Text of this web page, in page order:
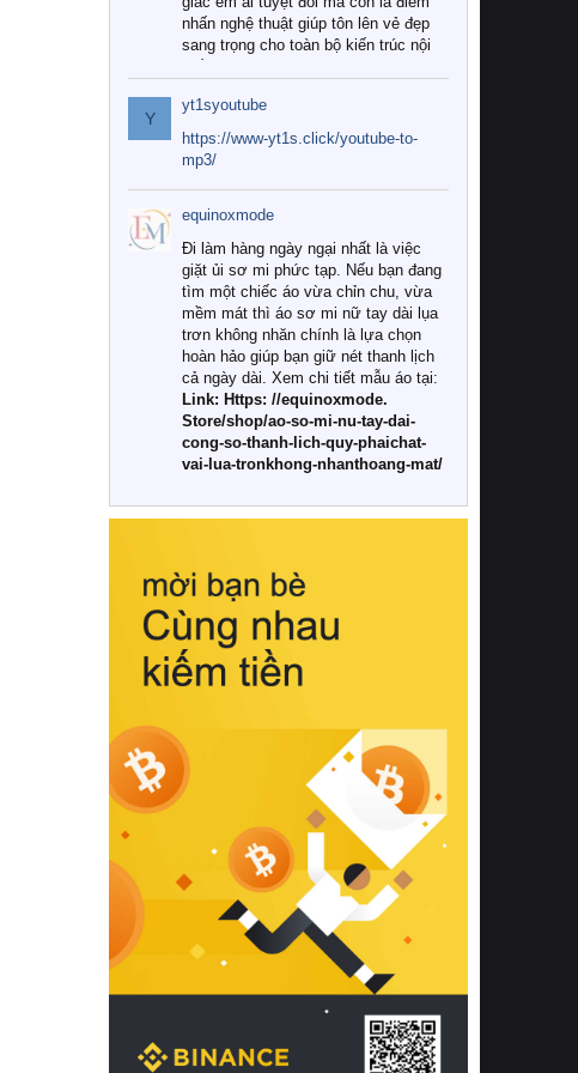
nhấn nghệ thuật giúp tôn lên vẻ đẹp
sang trọng cho toàn bộ kiến trúc nội
Tuy nhiên, giữa thị trường đa dạng
với vô vàn thương hiệu và mẫu mã
như hiện nay, làm thế nào để chọn
được những bộ chăn ga gối đệm cao
cấp thực sự chất lượng, phù hợp với
khí hậu và nhu cầu sử dụng của gia
đình? Hãy cùng chúng tôi đi tìm lời
giải đáp chi tiết qua bài viết dưới đây.
1. Tại sao các gia đình hiện đại lại ưa
chuộng chăn ga gối đệm cao cấp?
Khác với các dòng sản phẩm thông
thường, những bộ chăn ga gối đệm
cao cấp trải qua quy trình sản xuất
nghiêm ngặt từ khâu chọn lọc nguyên
liệu tự nhiên đến công nghệ dệt
nhuộm hiện đại không chứa hóa chất
này, bạn sẽ cảm nhận rõ rệt sự khác
hồi chuẩn xác của phần đệm nâng đỡ
cột sống.
Bên cạnh đó, việc lựa chọn các dòng
sản phẩm đạt chuẩn chất lượng quốc
tế còn giúp ngăn ngừa tình trạng kích
khuẩn và nấm mốc trong điều kiện
thời tiết nóng ẩm. Bạn có thể tìm hiểu
thêm các nghiên cứu khoa học về tác
động của giấc ngủ và môi trường
phòng ngủ đối với sức khỏe con
người tại Sleep Foundation (External
Link) để có cái nhìn toàn diện hơn.
2. Các tiêu chí vàng khi lựa chọn
chăn ga gối đệm cao cấp cho phòng
ngủ
Để sở hữu một bộ chăn ga gối đệm
cao cấp hoàn hảo cả về thẩm mỹ lẫn
công năng, người tiêu dùng cần cân
nhắc kỹ lưỡng các tiêu chí quan trọng
Y
yt1syoutube
https://www-yt1s.click/youtube-to-
mp3/
equinoxmode
Đi làm hàng ngày ngại nhất là việc
giặt ủi sơ mi phức tạp. Nếu bạn đang
tìm một chiếc áo vừa chỉn chu, vừa
mềm mát thì áo sơ mi nữ tay dài lụa
trơn không nhăn chính là lựa chọn
hoàn hảo giúp bạn giữ nét thanh lịch
cả ngày dài. Xem chi tiết mẫu áo tại:
Link: Https: //equinoxmode.
Store/shop/ao-so-mi-nu-tay-dai-
cong-so-thanh-lich-quy-phaichat-
vai-lua-tronkhong-nhanthoang-mat/